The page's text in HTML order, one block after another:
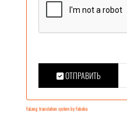
ОТПРАВИТЬ
FaLang translation system by Faboba